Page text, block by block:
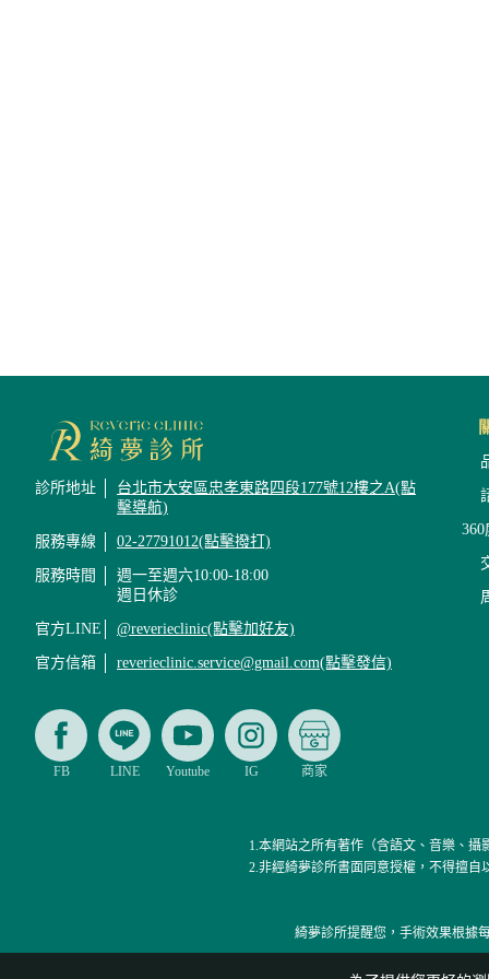
診所地址
台北市大安區忠孝東路四段177號12樓之A(點
擊導航)
服務專線 02-27791012(點擊撥打)
服務時間
週一至週六10:00-18:00
週日休診
官方LINE @reverieclinic(點擊加好友)
官方信箱 reverieclinic.service@gmail.com(點擊發信)
FB LINE Youtube IG 商家
1.本網站之所有著作（含語文、音樂、
2.非經綺夢診所書面同意授權，不得擅
綺夢診所提醒您，手術效果根據